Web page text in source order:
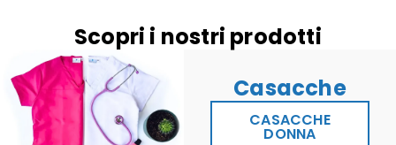
Scopri i nostri prodotti
Casacche
CASACCHE
DONNA